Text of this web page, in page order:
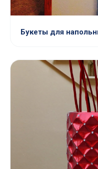
Букеты для